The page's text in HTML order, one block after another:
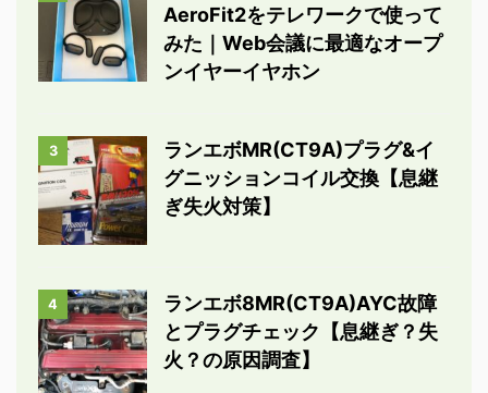
AeroFit2をテレワークで使って
みた｜Web会議に最適なオープ
ンイヤーイヤホン
3
ランエボMR(CT9A)プラグ&イ
グニッションコイル交換【息継
ぎ失火対策】
4
ランエボ8MR(CT9A)AYC故障
とプラグチェック【息継ぎ？失
火？の原因調査】